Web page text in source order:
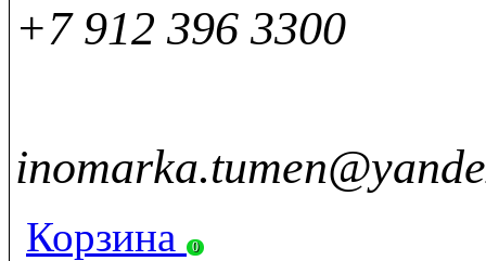
+7 912 396 3300
Корзина 0